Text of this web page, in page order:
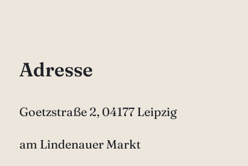
Adresse
Goetzstraße 2, 04177 Leipzig
am Lindenauer Markt